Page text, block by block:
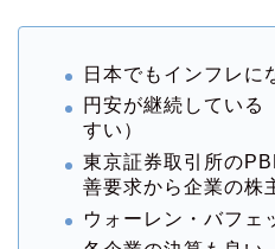
日本でもインフレに
円安が継続している
すい）
東京証券取引所の
善要求から企業の株
ウォーレン・バフェ